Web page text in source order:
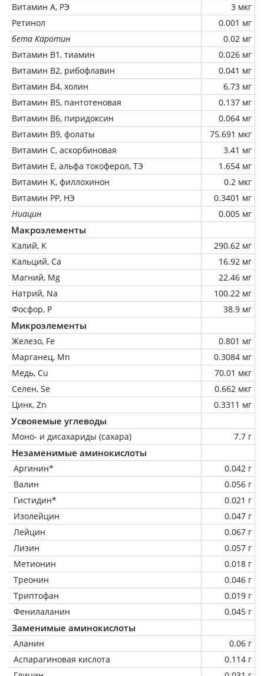
Витамин А, РЭ
3 мкг
Ретинол
0.001 мг
бета Каротин
0.02 мг
Витамин В1, тиамин
0.026 мг
Витамин В2, рибофлавин
0.041 мг
Витамин В4, холин
6.73 мг
Витамин В5, пантотеновая
0.137 мг
Витамин В6, пиридоксин
0.064 мг
Витамин В9, фолаты
75.691 мкг
Витамин C, аскорбиновая
3.41 мг
Витамин Е, альфа токоферол, ТЭ
1.654 мг
Витамин К, филлохинон
0.2 мкг
Витамин РР, НЭ
0.3401 мг
Ниацин
0.005 мг
Макроэлементы
Калий, K
290.62 мг
Кальций, Ca
16.92 мг
Магний, Mg
22.46 мг
Натрий, Na
100.22 мг
Фосфор, P
38.9 мг
Микроэлементы
Железо, Fe
0.801 мг
Марганец, Mn
0.3084 мг
Медь, Cu
70.01 мкг
Селен, Se
0.662 мкг
Цинк, Zn
0.3311 мг
Усвояемые углеводы
Моно- и дисахариды (сахара) 7.7 г
Незаменимые аминокислоты
Аргинин*
0.042 г
Валин
0.056 г
Гистидин*
0.021 г
Изолейцин
0.047 г
Лейцин
0.067 г
Лизин
0.057 г
Метионин
0.018 г
Треонин
0.046 г
Триптофан
0.019 г
Фенилаланин
0.045 г
Заменимые аминокислоты
Аланин
0.06 г
Аспарагиновая кислота
0.114 г